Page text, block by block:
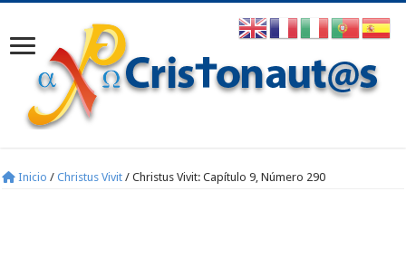
Inicio / Christus Vivit / Christus Vivit: Capítulo 9, Número 290